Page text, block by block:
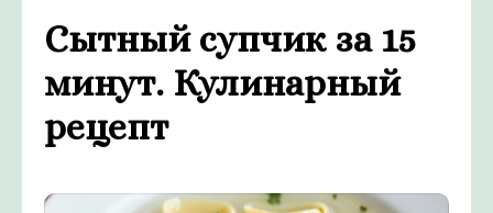
Сытный супчик за 15
минут. Кулинарный
рецепт